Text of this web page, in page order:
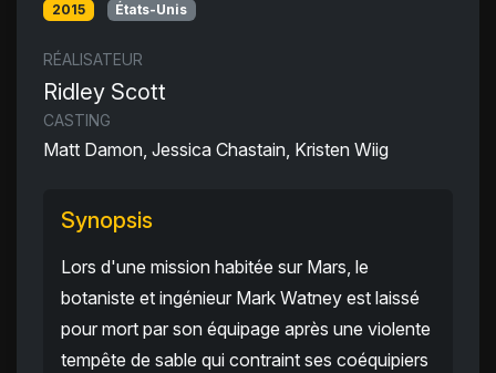
2015 États-Unis
RÉALISATEUR
Ridley Scott
CASTING
Matt Damon, Jessica Chastain, Kristen Wiig
Synopsis
Lors d'une mission habitée sur Mars, le
botaniste et ingénieur Mark Watney est laissé
pour mort par son équipage après une violente
tempête de sable qui contraint ses coéquipiers